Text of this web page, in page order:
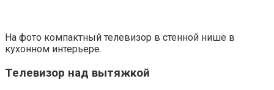
На фото компактный телевизор в стенной нише в
кухонном интерьере.
Телевизор над вытяжкой